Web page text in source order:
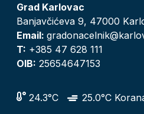
Grad Karlovac
Banjavčićeva 9, 47000
Email:
T: +385 47 628 111
OIB: 25654647153
24.3°C
25.0°C